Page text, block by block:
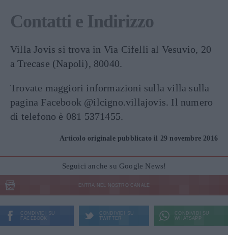
Contatti e Indirizzo
Villa Jovis si trova in Via Cifelli al Vesuvio, 20
a Trecase (Napoli), 80040.
Trovate maggiori informazioni sulla villa sulla
pagina Facebook @ilcigno.villajovis. Il numero
di telefono è 081 5371455.
Articolo originale pubblicato il 29 novembre 2016
Seguici anche su Google News!
ENTRA NEL NOSTRO CANALE
CONDIVIDI SU
FACEBOOK
CONDIVIDI SU
TWITTER
CONDIVIDI SU
WHATSAPP